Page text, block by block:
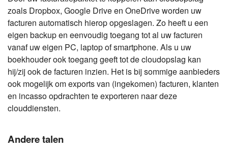
zoals Dropbox, Google Drive en OneDrive worden uw
facturen automatisch hierop opgeslagen. Zo heeft u een
eigen backup en eenvoudig toegang tot al uw facturen
vanaf uw eigen PC, laptop of smartphone. Als u uw
boekhouder ook toegang geeft tot de cloudopslag kan
hij/zij ook de facturen inzien. Het is bij sommige aanbieders
ook mogelijk om exports van (ingekomen) facturen, klanten
en incasso opdrachten te exporteren naar deze
clouddiensten.
Andere talen